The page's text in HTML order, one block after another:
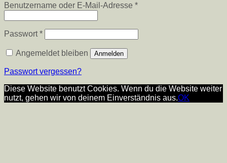
Benutzername oder E-Mail-Adresse *Erforderlich
Passwort*Erforderlich
Angemeldet bleiben Anmelden
Passwort vergessen?
Diese Website benutzt Cookies. Wenn du die Website weiter
nutzt, gehen wir von deinem Einverständnis aus.OK